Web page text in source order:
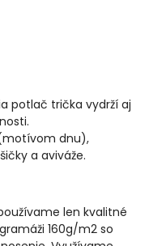
potlač trička vydrží aj
dnu),
a aviváže.
len kvalitné
160g/m2 so